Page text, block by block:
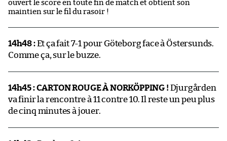
ouvert le score en toute fin de match et obtient son
maintien sur le fil du rasoir !
14h48 :Et ça fait 7-1 pour Göteborg face à Östersunds.
Comme ça, sur le buzze.
14h45 : CARTON ROUGE À NORKÖPPING ! Djurgården
va finir la rencontre à 11 contre 10. Il reste un peu plus
de cinq minutes à jouer.